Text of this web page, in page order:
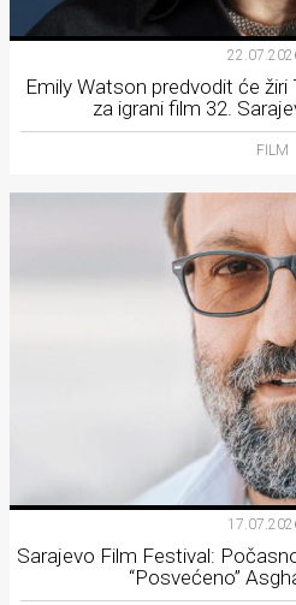
Emily Watson predvodit će
za igrani film 32.
FILM
Sarajevo Film Festival:
“Posvećeno”